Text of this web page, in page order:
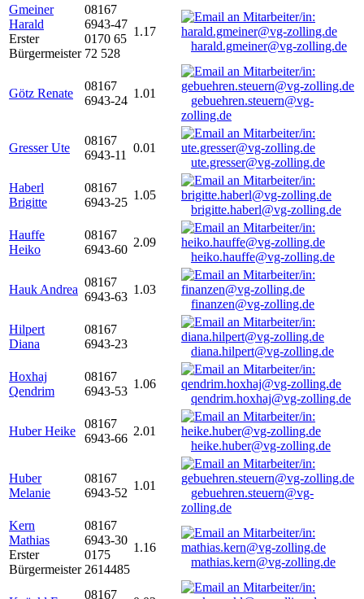
Gmeiner
Harald
Erster
Bürgermeister
08167
6943-47
0170 65
72 528
1.17
harald.gmeiner@vg-zolling.de
Götz Renate
08167
6943-24
1.01
gebuehren.steuern@vg-
zolling.de
Gresser Ute
08167
6943-11
0.01
ute.gresser@vg-zolling.de
Haberl
Brigitte
08167
6943-25
1.05
brigitte.haberl@vg-zolling.de
Hauffe
Heiko
08167
6943-60
2.09
heiko.hauffe@vg-zolling.de
Hauk Andrea
08167
6943-63
1.03
finanzen@vg-zolling.de
Hilpert
Diana
08167
6943-23
diana.hilpert@vg-zolling.de
Hoxhaj
Qendrim
08167
6943-53
1.06
qendrim.hoxhaj@vg-zolling.de
Huber Heike
08167
6943-66
2.01
heike.huber@vg-zolling.de
Huber
Melanie
08167
6943-52
1.01
gebuehren.steuern@vg-
zolling.de
Kern
Mathias
Erster
Bürgermeister
08167
6943-30
0175
2614485
1.16
mathias.kern@vg-zolling.de
08167